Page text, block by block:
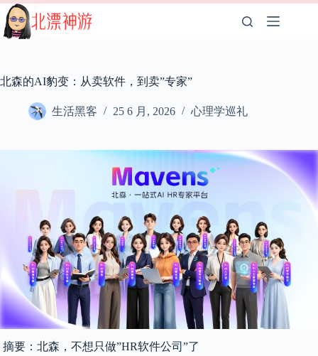
跳
至
内
北森的AI豹变：从卖软件，到卖”专家”
生活黑客 25 6 月, 2026 心理学巡礼
摘要：北森，不想只做”HR软件公司”了